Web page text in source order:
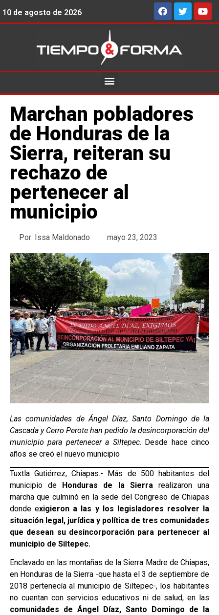
10 de agosto de 2026
Marchan pobladores
de Honduras de la
Sierra, reiteran su
rechazo de
pertenecer al
municipio
Por: Issa Maldonado mayo 23, 2023
Las comunidades de Ángel Díaz, Santo Domingo de la
Cascada y Cerro Perote han pedido la desincorporación del
municipio para pertenecer a Siltepec. Desde hace cinco
años se creó el nuevo municipio
Tuxtla Gutiérrez, Chiapas.- Más de 500 habitantes del
municipio de Honduras de la Sierrarealizaron una
marcha que culminó en la sede del Congreso de Chiapas
donde exigieron a las y los legisladores resolver la
situación legal, jurídica y política de tres comunidades
que desean su desincorporación para pertenecer al
municipio de Siltepec.
Enclavado en las montañas de la Sierra Madre de Chiapas,
en Honduras de la Sierra -que hasta el 3 de septiembre de
2018 pertenecía al municipio de Siltepec-, los habitantes
no cuentan con servicios educativos ni de salud, en las
comunidades de Ángel Díaz, Santo Domingo de la